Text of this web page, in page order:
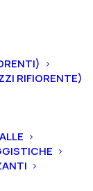
RIFIORENTE)
(TB)